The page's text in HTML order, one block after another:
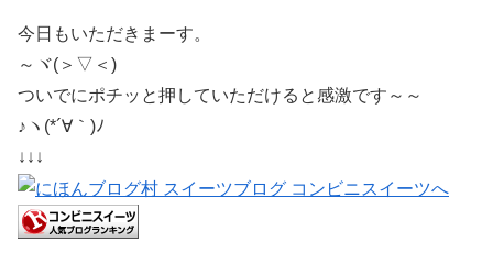
今日もいただきまーす。
～ヾ(＞▽＜)
ついでにポチッと押していただけると感激です～～
♪ヽ(*´∀｀)ﾉ
↓↓↓